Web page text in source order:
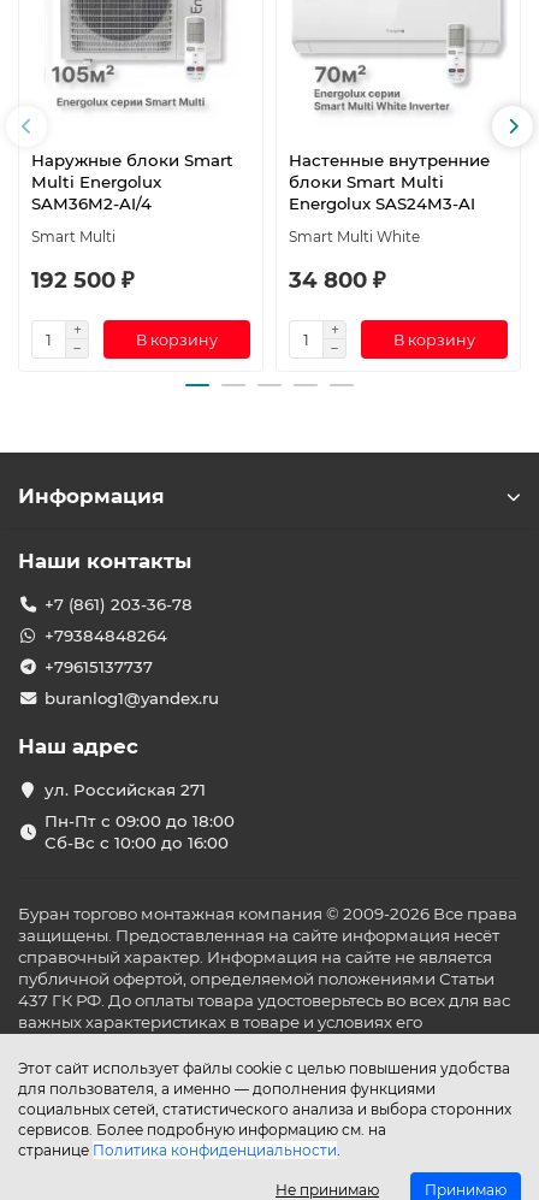
Наружные блоки Smart
Multi Energolux
SAM36M2-AI/4
Smart Multi
192 500 ₽
В корзину
Настенные внутренние
блоки Smart Multi
Energolux SAS24M3-AI
Smart Multi White
34 800 ₽
В корзину
Этот сайт использует файлы cookie с целью повышения удобства
для пользователя, а именно — дополнения функциями
социальных сетей, статистического анализа и выбора сторонних
сервисов. Более подробную информацию см. на
странице Политика конфиденциальности.
Не принимаю Принимаю
Информация
Наши контакты
+7 (861) 203-36-78
+79384848264
+79615137737
buranlog1@yandex.ru
Наш адрес
ул. Российская 271
Пн-Пт с 09:00 до 18:00
Сб-Вс с 10:00 до 16:00
Буран торгово монтажная компания © 2009-2026 Все права
защищены. Предоставленная на сайте информация несёт
справочный характер. Информация на сайте не является
публичной офертой, определяемой положениями Статьи
437 ГК РФ. До оплаты товара удостоверьтесь во всех для вас
важных характеристиках в товаре и условиях его